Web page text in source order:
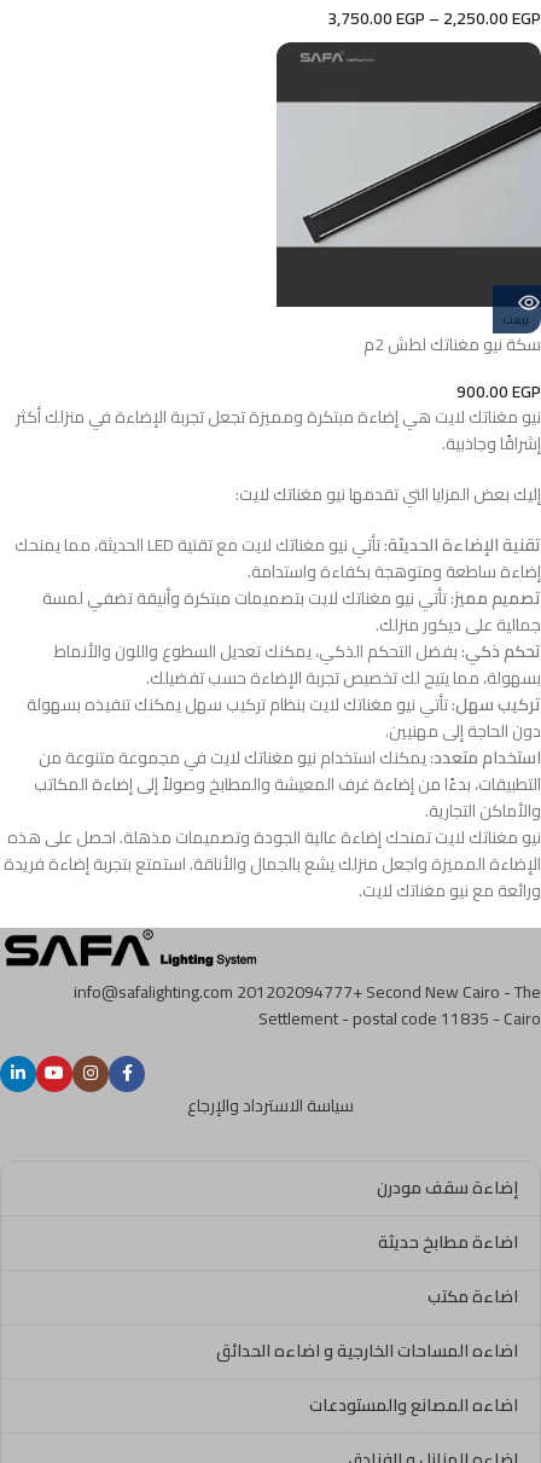
2,250.00EGP
–
3,750.00EGP
بيعت
سكة نيو مغناتك لطش 2م
900.00EGP
نيو مغناتك لايت هي إضاءة مبتكرة ومميزة تجعل تجربة الإضاءة في منزلك أكثر
إشراقًا وجاذبية.
إليك بعض المزايا التي تقدمها نيو مغناتك لايت:
تقنية الإضاءة الحديثة
: تأتي نيو مغناتك لايت مع تقنية LED الحديثة، مما يمنحك
إضاءة ساطعة ومتوهجة بكفاءة واستدامة.
تصميم مميز: تأتي نيو مغناتك لايت بتصميمات مبتكرة وأنيقة تضفي لمسة
جمالية على ديكور منزلك.
تحكم ذكي: بفضل التحكم الذكي، يمكنك تعديل السطوع واللون والأنماط
بسهولة، مما يتيح لك تخصيص تجربة الإضاءة حسب تفضيلك.
تركيب سهل: تأتي نيو مغناتك لايت بنظام تركيب سهل يمكنك تنفيذه بسهولة
دون الحاجة إلى مهنيين.
استخدام متعدد: يمكنك استخدام نيو مغناتك لايت في مجموعة متنوعة من
التطبيقات، بدءًا من إضاءة غرف المعيشة والمطابخ وصولاً إلى إضاءة المكاتب
والأماكن التجارية.
نيو مغناتك لايت تمنحك إضاءة عالية الجودة وتصميمات مذهلة. احصل على هذه
الإضاءة المميزة واجعل منزلك يشع بالجمال والأناقة. استمتع بتجربة إضاءة فريدة
ورائعة مع نيو مغناتك لايت.
info@safalighting.com201202094777+Second New Cairo - The
Settlement - postal code 11835 - Cairo
سياسة الاسترداد والإرجاع
إضاءة سقف مودرن
اضاءة مطابخ حديثة
اضاءة مكتب
اضاءه المساحات الخارجية و اضاءه الحدائق
اضاءه المصانع والمستودعات